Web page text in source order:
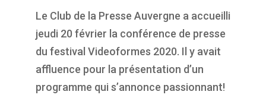
Le Club de la Presse Auvergne a accueilli
jeudi 20 février la conférence de presse
du festival Videoformes 2020. Il y avait
affluence pour la présentation d’un
programme qui s’annonce passionnant!